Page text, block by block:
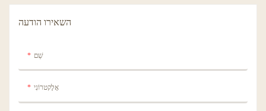
השאירו הודעה
שֵׁם
אֶלֶקטרוֹנִי